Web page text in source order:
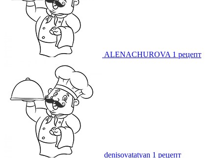
ALENACHUROVA 1 рецепт
denisovatatyan 1 рецепт